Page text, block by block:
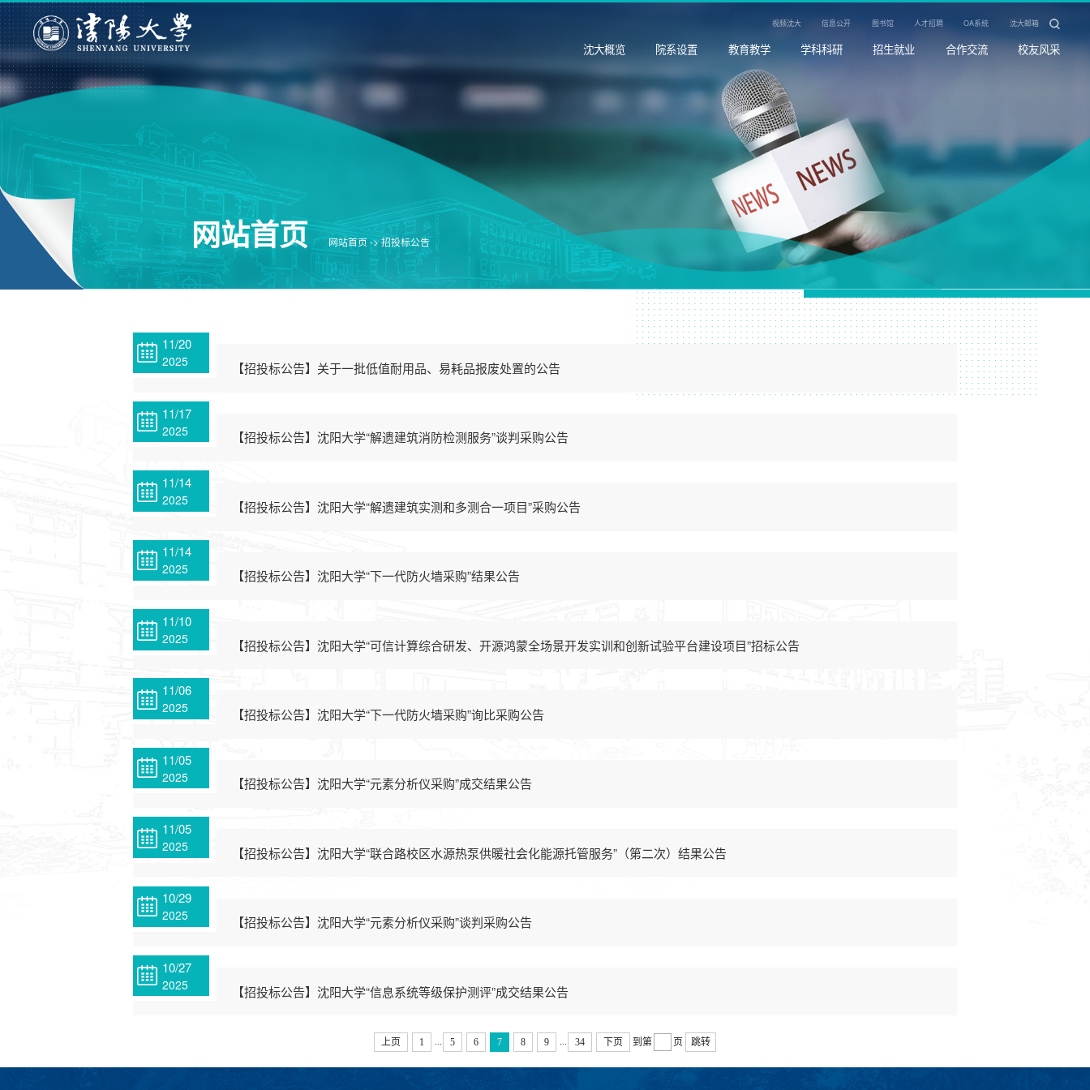
视频沈大 信息公开 图书馆 人才招聘 OA系统 沈大邮箱
沈大概览 院系设置 教育教学 学科科研 招生就业 合作交流 校友风采
网站首页 网站首页 ->招投标公告
11/20
2025 【招投标公告】关于一批低值耐用品、易耗品报废处置的公告
11/17
2025 【招投标公告】沈阳大学“解遗建筑消防检测服务”谈判采购公告
11/14
2025 【招投标公告】沈阳大学“解遗建筑实测和多测合一项目”采购公告
11/14
2025 【招投标公告】沈阳大学“下一代防火墙采购”结果公告
11/10
2025 【招投标公告】沈阳大学“可信计算综合研发、开源鸿蒙全场景开发实训和创新试验平台建设项目”招标公告
11/06
2025 【招投标公告】沈阳大学“下一代防火墙采购”询比采购公告
11/05
2025 【招投标公告】沈阳大学“元素分析仪采购”成交结果公告
11/05
2025 【招投标公告】沈阳大学“联合路校区水源热泵供暖社会化能源托管服务”（第二次）结果公告
10/29
2025 【招投标公告】沈阳大学“元素分析仪采购”谈判采购公告
10/27
2025 【招投标公告】沈阳大学“信息系统等级保护测评”成交结果公告
上页 1 ... 5 6 7 8 9 ... 34 下页 到第 页 跳转